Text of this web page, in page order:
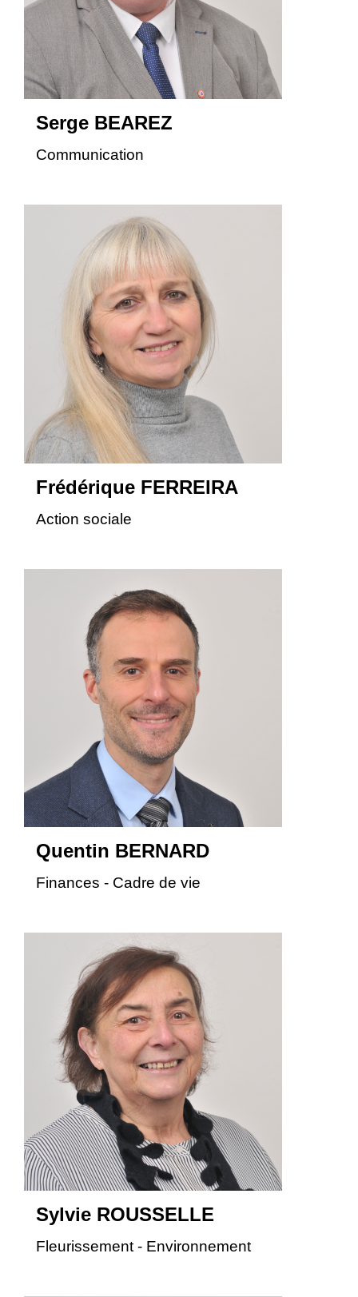
Serge BEAREZ
Communication
Frédérique FERREIRA
Action sociale
Quentin BERNARD
Finances - Cadre de vie
Sylvie ROUSSELLE
Fleurissement - Environnement